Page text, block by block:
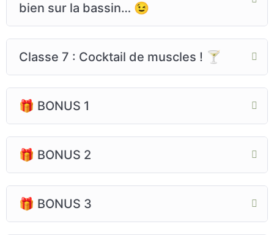
bien sur la bassin… 😉
Classe 7 : Cocktail de muscles ! 🍸
🎁 BONUS 1
🎁 BONUS 2
🎁 BONUS 3